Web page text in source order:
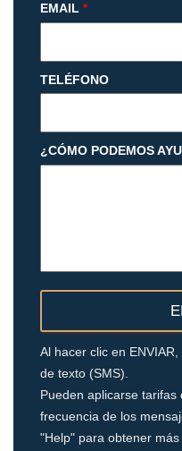
EMAIL *
TELÉFONO
¿CÓMO PODEMOS
Al hacer clic en
de texto (SMS).
Pueden aplicarse
frecuencia de los
"Help" para obtener